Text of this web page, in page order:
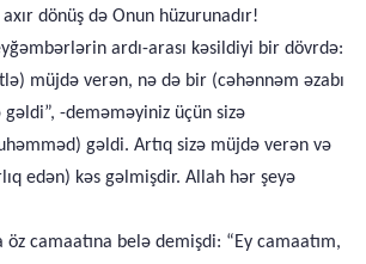
dönüş də Onun hüzurunadır!
ardı-arası kəsildiyi bir dövrdə:
müjdə verən, nə də bir (cəhənnəm əzabı
-deməməyiniz üçün sizə
gəldi. Artıq sizə müjdə verən və
edən) kəs gəlmişdir. Allah hər şeyə
camaatına belə demişdi: “Ey camaatım,